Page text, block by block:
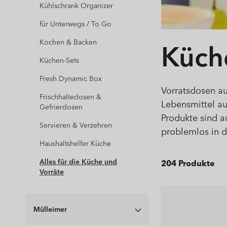
Kühlschrank Organizer
für Unterwegs / To Go
Kochen & Backen
Küchen-Sets
Fresh Dynamic Box
Frischhaltedosen &
Gefrierdosen
Servieren & Verzehren
Haushaltshelfer Küche
Alles für die Küche und
Vorräte
Mülleimer
Vorratsdosen
Lebensmittel
Produkte sind
problemlos in
204 Produkte